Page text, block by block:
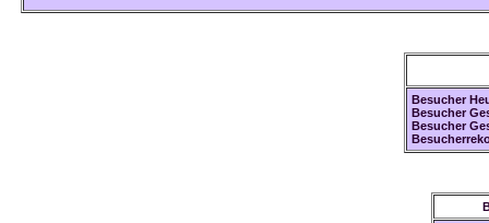
Besucher
Besucher
Besucher